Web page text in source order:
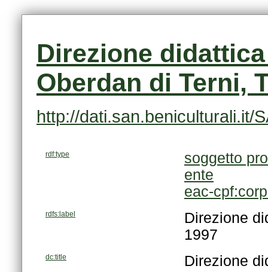
Oberdan di Terni,
http://dati.san.beniculturali.it/
rdf:type
soggetto
ente
eac-
rdfs:label
1997
dc:title